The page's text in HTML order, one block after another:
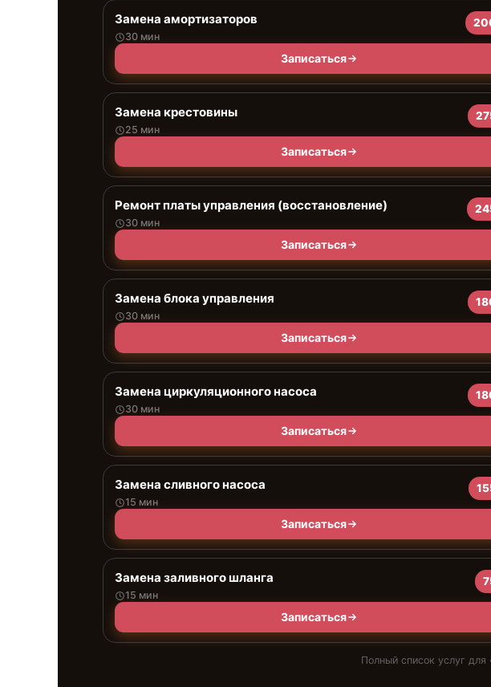
Замена амортизаторов
30 мин
Записаться
Замена крестовины
25 мин
Записаться
Ремонт платы управления (восстановление)
30 мин
Записаться
Замена блока управления
30 мин
Записаться
Замена циркуляционного насоса
30 мин
Записаться
Замена сливного насоса
15 мин
Записаться
Замена заливного шланга
15 мин
Записаться
Полный список услуг для